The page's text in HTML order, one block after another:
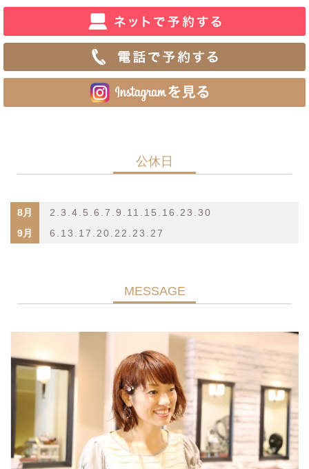
公休日
8月
2.3.4.5.6.7.9.11.15.16.23.30
9月
6.13.17.20.22.23.27
MESSAGE